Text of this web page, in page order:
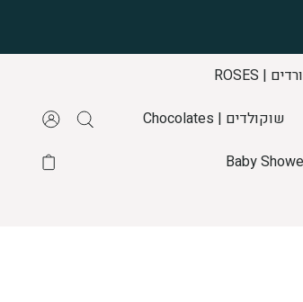
ורדים | ROSES
שוקולדים | Chocolates